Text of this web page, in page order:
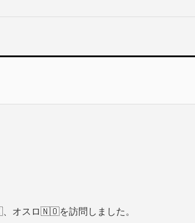
オスロ🇳🇴を訪問しました。